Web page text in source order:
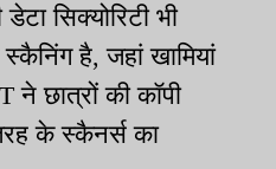
सिक्योरिटी भी
है, जहां खामियां
ने छात्रों की कॉपी
के स्कैनर्स का